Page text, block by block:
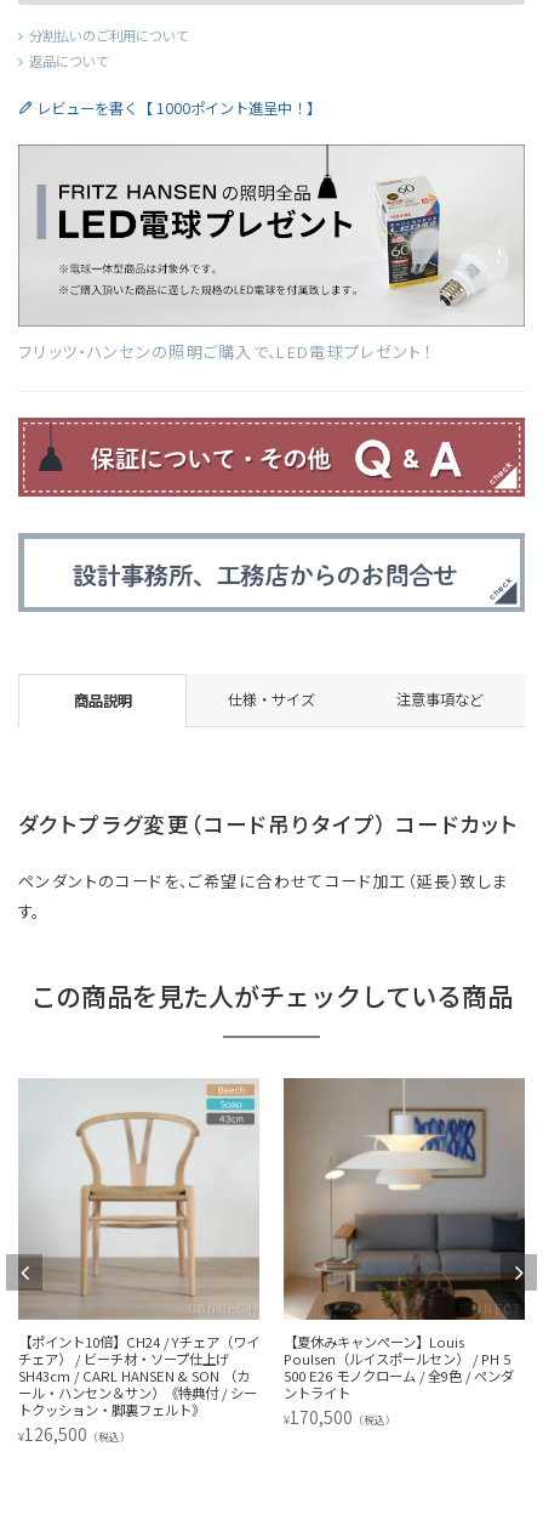
分割払いのご利用について
返品について
レビューを書く【 1000ポイント進呈中！】
フリッツ・ハンセンの照明ご購入で、LED電球プレゼント！
商品説明 仕様・サイズ 注意事項など
ダクトプラグ変更（コード吊りタイプ） コードカット
ペンダントのコードを、ご希望に合わせてコード加工（延長）致しま
す。
この商品を見た人がチェックしている商品
【ポイント10倍】CH24 / Yチェア（ワイ
チェア） / ビーチ材・ソープ仕上げ
SH43cm / CARL HANSEN & SON （カ
ール・ハンセン＆サン）《特典付 / シー
トクッション・脚裏フェルト》
¥126,500 （税込）
【夏休みキャンペーン】Louis
Poulsen（ルイスポールセン） / PH 5
500 E26 モノクローム / 全9色 / ペンダ
ントライト
¥170,500 （税込）